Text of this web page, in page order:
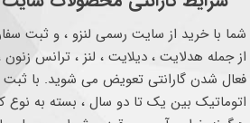
شما با خرید از سایت رسمی لنزو ، و ثبت
از جمله هدلایت ، دیلایت ، لنز ، ترانس
فعال شدن گارانتی تعویض می شوید. با
اتوماتیک بین یک تا دو سال ، بسته به نوع